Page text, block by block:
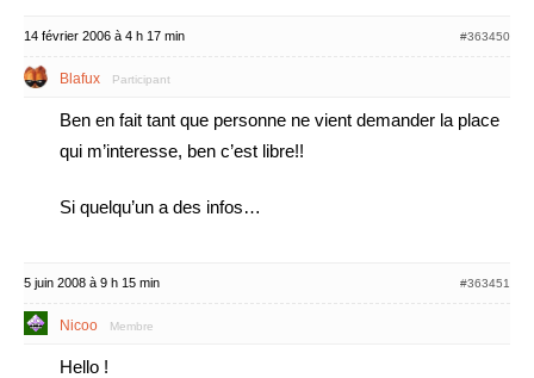
14 février 2006 à 4 h 17 min #363450
Blafux Participant
Ben en fait tant que personne ne vient demander la place
qui m’interesse, ben c’est libre!!
Si quelqu’un a des infos…
5 juin 2008 à 9 h 15 min #363451
Nicoo Membre
Hello !